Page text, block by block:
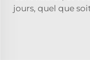
jours, quel que